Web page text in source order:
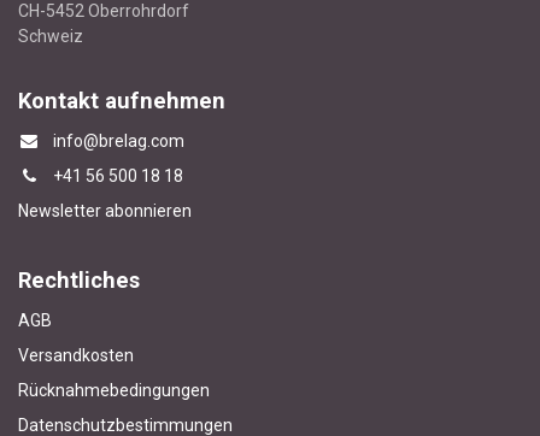
CH-5452 Oberrohrdorf
Schweiz
Kontakt aufnehmen
info@brelag.com
+41 56 500 18 18
Newsletter abonnieren
Rechtliches
AGB
Versandkosten
Rücknahmebedingungen
Datenschutzbestimmungen